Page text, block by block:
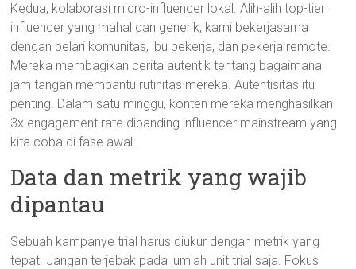
Kedua, kolaborasi micro-influencer lokal. Alih-alih top-tier
influencer yang mahal dan generik, kami bekerjasama
dengan pelari komunitas, ibu bekerja, dan pekerja remote.
Mereka membagikan cerita autentik tentang bagaimana
jam tangan membantu rutinitas mereka. Autentisitas itu
penting. Dalam satu minggu, konten mereka menghasilkan
3x engagement rate dibanding influencer mainstream yang
kita coba di fase awal.
Data dan metrik yang wajib
dipantau
Sebuah kampanye trial harus diukur dengan metrik yang
tepat. Jangan terjebak pada jumlah unit trial saja. Fokus